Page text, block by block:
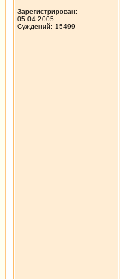
Зарегистрирован:
05.04.2005
Суждений: 15499